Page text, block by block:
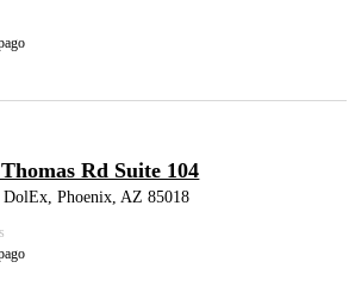
Rd Suite 104
DolEx, Phoenix, AZ 85018